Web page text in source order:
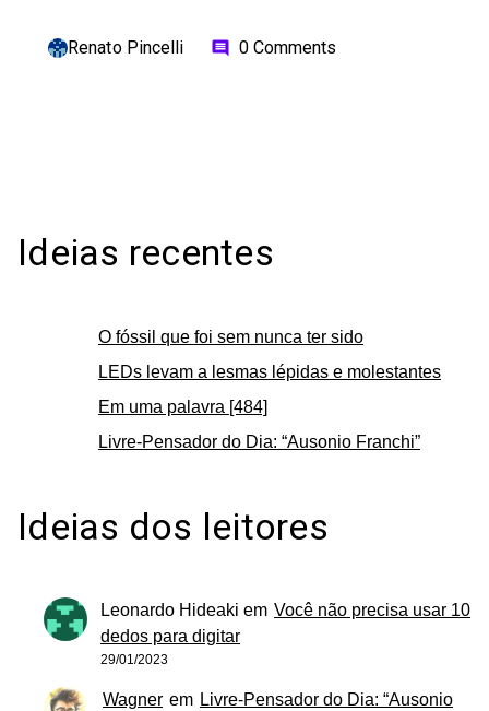
Renato Pincelli comment 0 Comments
Ideias recentes
O fóssil que foi sem nunca ter sido
LEDs levam a lesmas lépidas e molestantes
Em uma palavra [484]
Livre-Pensador do Dia: “Ausonio Franchi”
Ideias dos leitores
Leonardo Hideaki em Você não precisa usar 10
dedos para digitar
29/01/2023
Wagner em Livre-Pensador do Dia: “Ausonio